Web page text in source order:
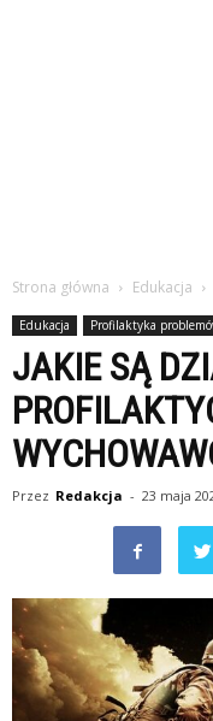
Strona główna Edukacja
Edukacja Profilaktyka
JAKIE SĄ
Przez Redakcja - 23 maja